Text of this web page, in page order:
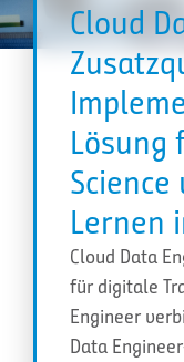
Cloud
Lösung
Lernen
Cloud Data
für digitale
Engineer
Data